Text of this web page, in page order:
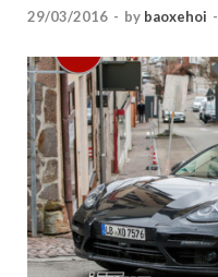
29/03/2016 - by baoxehoi -